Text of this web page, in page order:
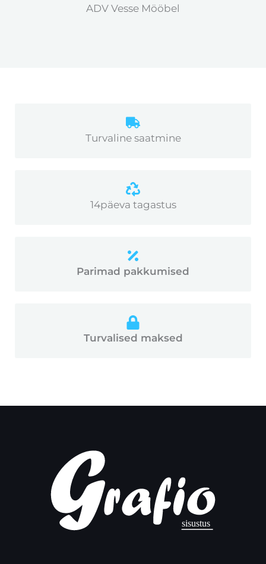
ADV Vesse Mööbel
Turvaline saatmine
14päeva tagastus
Parimad pakkumised
Turvalised maksed